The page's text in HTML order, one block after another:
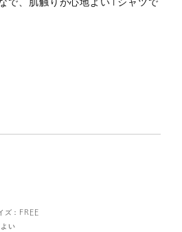
で、肌触りが心地よいTシャツで
ズ：FREE
い